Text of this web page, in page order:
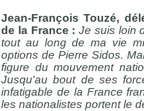
Jean-François Touzé,
de la France :Je suis loin
tout au long de ma vie
options de Pierre Sidos.
figure du mouvement
Jusqu'au bout de ses
infatigable de la France
les nationalistes portent le